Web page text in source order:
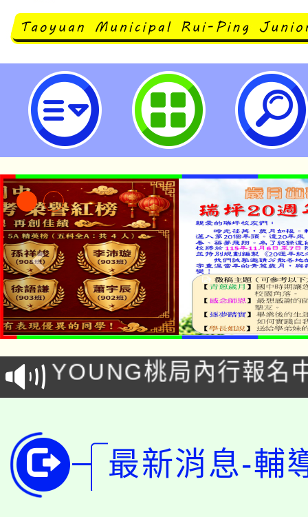
八年級適性化職涯性向測驗施測網
瑞坪國民中學
「本色祭」8/29、30在
場熱烈登場!
8/21下午1時於龍潭區
徵才活動。
YOUNG桃局內行報名
局官網。
8月14至27日，桃園電
開!
115年桃園市運動會8/
田徑場及游泳池舉行。
桃園市低收入戶享有免
最新消息-輔